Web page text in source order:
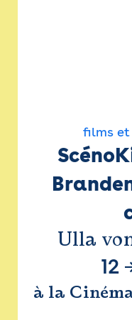
films et
Ulla
12
à la